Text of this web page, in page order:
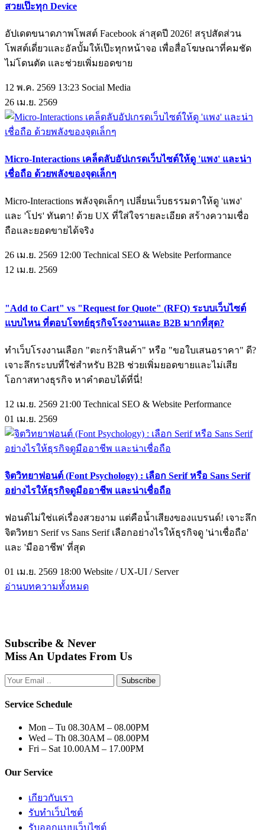
สวยเป๊ะทุก Device
อัปเดตขนาดภาพโพสต์ Facebook ล่าสุดปี 2026! สรุปสัดส่วน
โพสต์เดี่ยวและอัลบั้มให้เป๊ะทุกหน้าจอ เพื่อสื่อโฆษณาที่คมชัด
ไม่โดนตัด และช่วยเพิ่มยอดขาย
12 พ.ค. 2569 13:23 Social Media
26 เม.ย. 2569
Micro-Interactions เคล็ดลับอัปเกรดเว็บไซต์ให้ดู 'แพง' และน่า
เชื่อถือ ด้วยพลังของจุดเล็กๆ
Micro-Interactions พลังจุดเล็กๆ เปลี่ยนเว็บธรรมดาให้ดู 'แพง'
และ 'โปร' ทันตา! ด้วย UX ที่ใส่ใจรายละเอียด สร้างความเชื่อ
ถือและยอดขายได้จริง
26 เม.ย. 2569 12:00 Technical SEO & Website Performance
12 เม.ย. 2569
"Add to Cart" vs "Request for Quote" (RFQ) ระบบเว็บไซต์
แบบไหน ที่ตอบโจทย์ธุรกิจโรงงานและ B2B มากที่สุด?
ทำเว็บโรงงานเลือก "ตะกร้าสินค้า" หรือ "ขอใบเสนอราคา" ดี?
เจาะลึกระบบที่ใช่สำหรับ B2B ช่วยเพิ่มยอดขายและไม่เสีย
โอกาสทางธุรกิจ หาคำตอบได้ที่นี่!
12 เม.ย. 2569 21:00 Technical SEO & Website Performance
01 เม.ย. 2569
จิตวิทยาฟอนต์ (Font Psychology) : เลือก Serif หรือ Sans Serif
อย่างไรให้ธุรกิจดูมืออาชีพ และน่าเชื่อถือ
ฟอนต์ไม่ใช่แค่เรื่องสวยงาม แต่คือน้ำเสียงของแบรนด์! เจาะลึก
จิตวิทยา Serif vs Sans Serif เลือกอย่างไรให้ธุรกิจดู 'น่าเชื่อถือ'
และ 'มืออาชีพ' ที่สุด
01 เม.ย. 2569 18:00 Website / UX-UI / Server
อ่านบทความทั้งหมด
Subscribe & Never
Miss An Updates From Us
Subscribe
Service Schedule
Mon – Tu 08.30AM – 08.00PM
Wed – Th 08.30AM – 08.00PM
Fri – Sat 10.00AM – 17.00PM
Our Service
เกียวกับเรา
รับทำเว็บไซต์
รับออกแบบเว็บไซต์